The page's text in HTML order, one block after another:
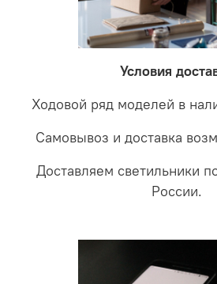
светильники на экспертизу
проверки будет выясненная
соотношении с светодиодными. В
LED светильники не только
забудете что такое тусклость и
Условия
Ходовой ряд моделей в
Самовывоз и доставка
Доставляем светильники
России.